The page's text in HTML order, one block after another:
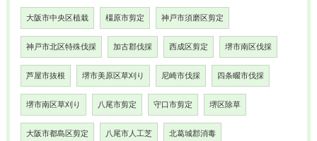
大阪市中央区植栽 橿原市剪定 神戸市須磨区剪定
神戸市北区特殊伐採 加古郡伐採 西成区剪定 堺市南区伐採
芦屋市抜根 堺市美原区草刈り 尼崎市伐採 四条畷市伐採
堺市南区草刈り 八尾市剪定 守口市剪定 堺区除草
大阪市都島区剪定 八尾市人工芝 北葛城郡消毒